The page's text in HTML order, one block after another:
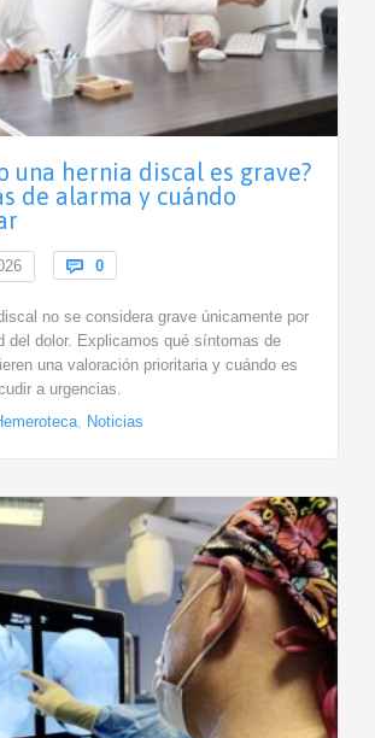
una hernia discal es grave?
de alarma y cuándo
 0Comments
no se considera grave únicamente por
del dolor. Explicamos qué síntomas de
una valoración prioritaria y cuándo es
a urgencias.
, Noticias